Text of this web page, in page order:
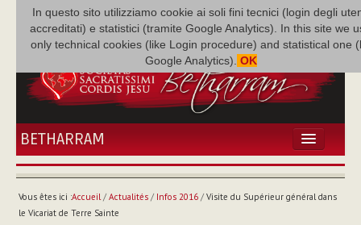
In questo sito utilizziamo cookie ai soli fini tecnici (login degli
accreditati) e statistici (tramite Google Analytics). In this site we
only technical cookies (like Login procedure) and statistical one
Google Analytics). OK
BETHARRAM
ACCUEIL
BÉTHARRAM
Vous êtes ici :Accueil/ Actualités/ Infos 2016/ Visite du Supérieur général dans
le Vicariat de Terre Sainte